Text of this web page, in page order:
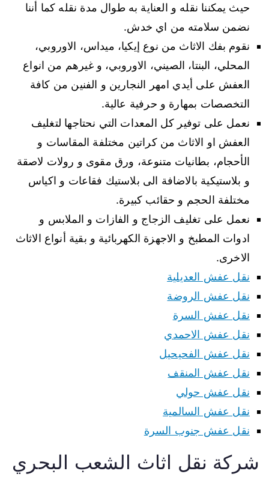
حيث يمكننا نقله و العناية به طوال مدة نقله كما أننا
نضمن سلامته من اي خدش.
نقوم بفك الاثاث من نوع إيكيا، ميداس، الاوروبي،
المحلي، البنتا، الصيني، الاوروبي، و غيرهم من انواع
العفش على أيدي امهر النجارين و الفنين من كافة
التخصصات بمهارة و حرفية عالية.
نعمل على توفير كل المعدات التي نحتاجها لتغليف
العفش او الاثاث من كراتين مختلفة المقاسات و
الأحجام، بطانيات متنوعة، ورق مقوى و رولات لاصقة
و بلاستيكية بالاضافة الى بلاستيك فقاعات و اكياس
مختلفة الحجم و حقائب كبيرة.
نعمل على تغليف الزجاج و الفازات و الملابس و
ادوات المطبخ و الاجهزة الكهربائية و بقية أنواع الاثاث
الاخرى.
نقل عفش العديلية
نقل عفش الروضة
نقل عفش السرة
نقل عفش الاحمدي
نقل عفش الفحيحيل
نقل عفش المنقف
نقل عفش حولي
نقل عفش السالمية
نقل عفش جنوب السرة
شركة نقل اثاث الشعب البحري